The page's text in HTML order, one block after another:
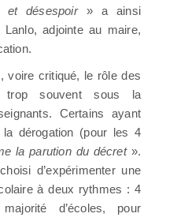
et désespoir» a ainsi
adjointe au maire,
voire critiqué, le rôle des
trop souvent sous la
Certains ayant
dérogation (pour les 4
la parution du décret ».
d’expérimenter une
à deux rythmes : 4
d’écoles, pour